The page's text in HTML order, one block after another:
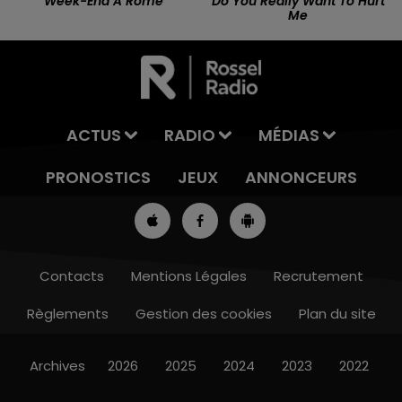
7h00 - 10h00
Me
ACTUS RADIO
MÉDIAS
PRONOSTICS
JEUX ANNONCEURS
Contacts Mentions Légales
Recrutement
Règlements
Gestion des cookies Plan du site
Archives 2026 2025 2024 2023 2022